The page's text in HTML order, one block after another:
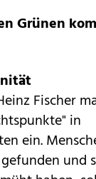
Grünen
Fischer
in
ein.
und